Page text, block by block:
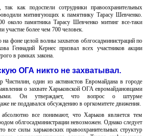
как подоспели сотрудники правоохранительных
митингующих к памятнику Тарасу Шевченко.
около памятника Тарасу Шевченко митинг все-таки
участие более чем 700 человек.
на фоне целой волны захватов облгосадминистраций по
Геннадий Кернес призвал всех участников акции
в рамках закона.
ОГА никто не захватывал.
один из активистов Евромайдана в городе
о захвате Харьковской ОГА евромайдановцами
Он утверждает, что вопрос о штурме
не поддавался обсуждению в оргкомитете движения.
все понимают, что Харьков является тем
облгосадминистрации невозможен. Однако следует
все силы харьковских правоохранительных структур